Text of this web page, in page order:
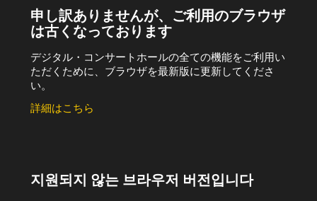
申し訳ありませんが、ご利用のブラウザ
は古くなっております
デジタル・コンサートホールの全ての機能をご利用い
ただくために、ブラウザを最新版に更新してくださ
い。
詳細はこちら
지원되지 않는 브라우저 버전입니다